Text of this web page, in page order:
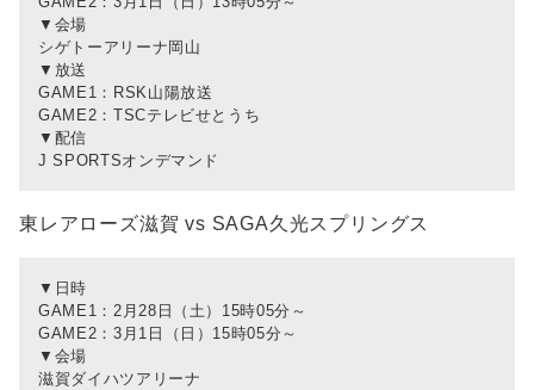
▼会場
シゲトーアリーナ岡山
▼放送
GAME1：RSK山陽放送
GAME2：TSCテレビせとうち
▼配信
J SPORTSオンデマンド
東レアローズ滋賀 vs SAGA久光スプリングス
▼日時
GAME1：2月28日（土）15時05分～
GAME2：3月1日（日）15時05分～
▼会場
滋賀ダイハツアリーナ